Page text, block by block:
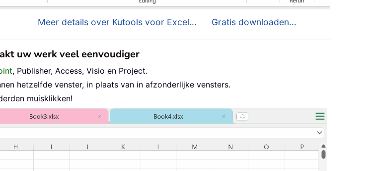
Meer details over Kutools voor Excel... Gratis downloaden...
uw werk veel eenvoudiger
, Publisher, Access, Visio en Project.
hetzelfde venster, in plaats van in afzonderlijke vensters.
muisklikken!